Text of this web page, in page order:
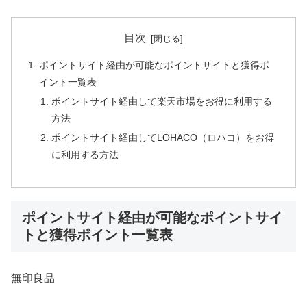
目次
ポイントサイト経由が可能なポイントサイトと獲得ポ
イント一覧表
ポイントサイト経由して楽天市場をお得に利用する
方法
ポイントサイト経由してLOHACO（ロハコ）をお得
に利用する方法
ポイントサイト経由が可能なポイントサイ
トと獲得ポイント一覧表
無印良品